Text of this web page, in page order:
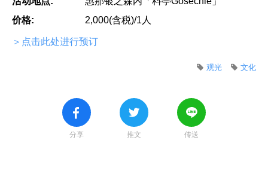
价格:
2,000(含税)/1人
＞点击此处进行预订
文化
观光
分享 推文 传送